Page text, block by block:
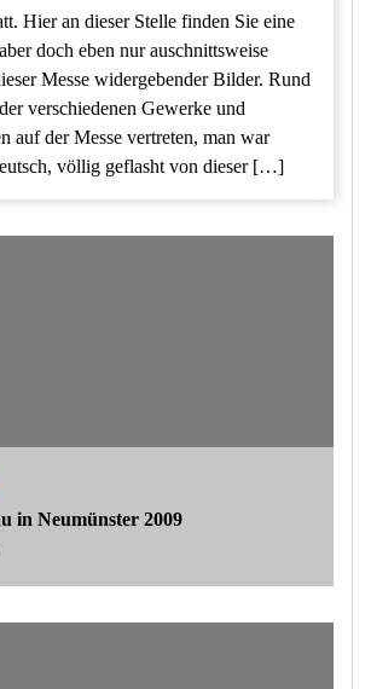
Hier an dieser Stelle finden Sie eine
doch eben nur auschnittsweise
Messe widergebender Bilder. Rund
verschiedenen Gewerke und
auf der Messe vertreten, man war
völlig geflasht von dieser […]
in Neumünster 2009